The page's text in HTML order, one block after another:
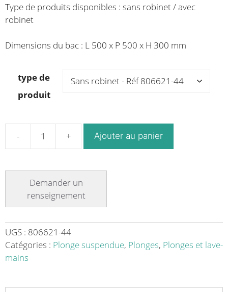
Type de produits disponibles : sans robinet / avec
robinet
Dimensions du bac : L 500 x P 500 x H 300 mm
type de
produit
quantité
suspendue
adossée
1
gauche
Ajouter au panier
UGS : 806621-44
Catégories : Plonge suspendue, Plonges, Plonges et lave-
mains